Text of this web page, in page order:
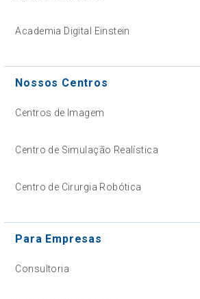
Academia Digital Einstein
Nossos Centros
Centros de Imagem
Centro de Simulação Realística
Centro de Cirurgia Robótica
Para Empresas
Consultoria